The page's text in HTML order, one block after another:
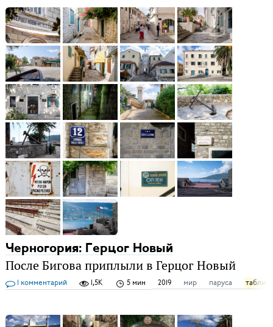
Черногория: Герцог Новый
После Бигова приплыли в Герцог Новый
1 комментарий 1,5K 5 мин 2019 мир паруса